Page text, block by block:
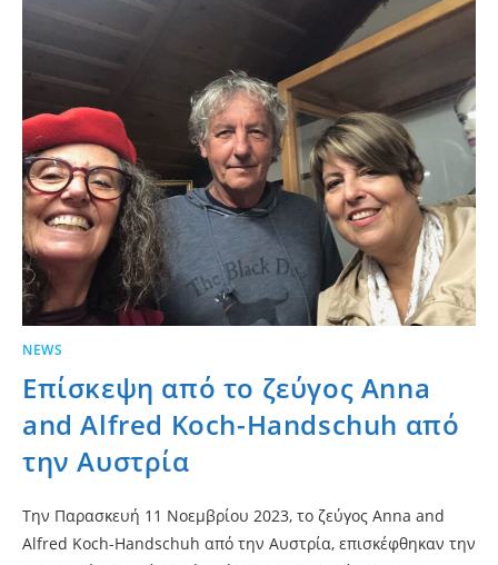
NEWS
Επίσκεψη από το ζεύγος Anna
and Alfred Koch-Handschuh από
την Αυστρία
Την Παρασκευή 11 Νοεμβρίου 2023, το ζεύγος Anna and
Alfred Koch-Handschuh από την Αυστρία, επισκέφθηκαν την